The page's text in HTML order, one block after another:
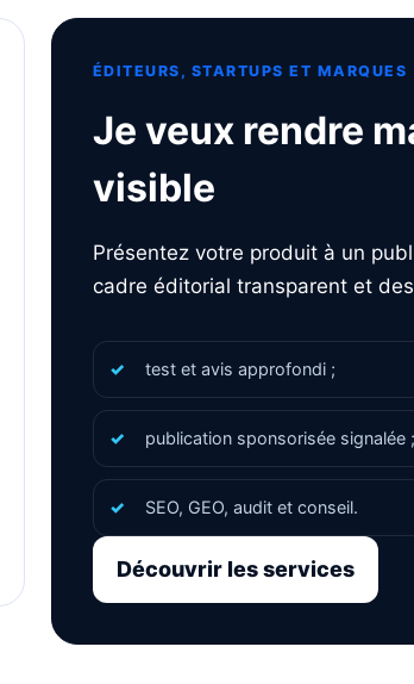
ÉDITEURS, STARTUPS ET MARQUES
Je veux rendre
visible
Présentez votre produit à un
cadre éditorial transparent et
test et avis approfondi ;
publication sponsorisée signalée ;
SEO, GEO, audit et conseil.
Découvrir les services